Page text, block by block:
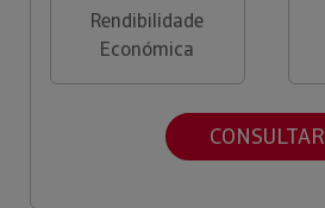
Rendibilidade
Económica
CONSULTAR